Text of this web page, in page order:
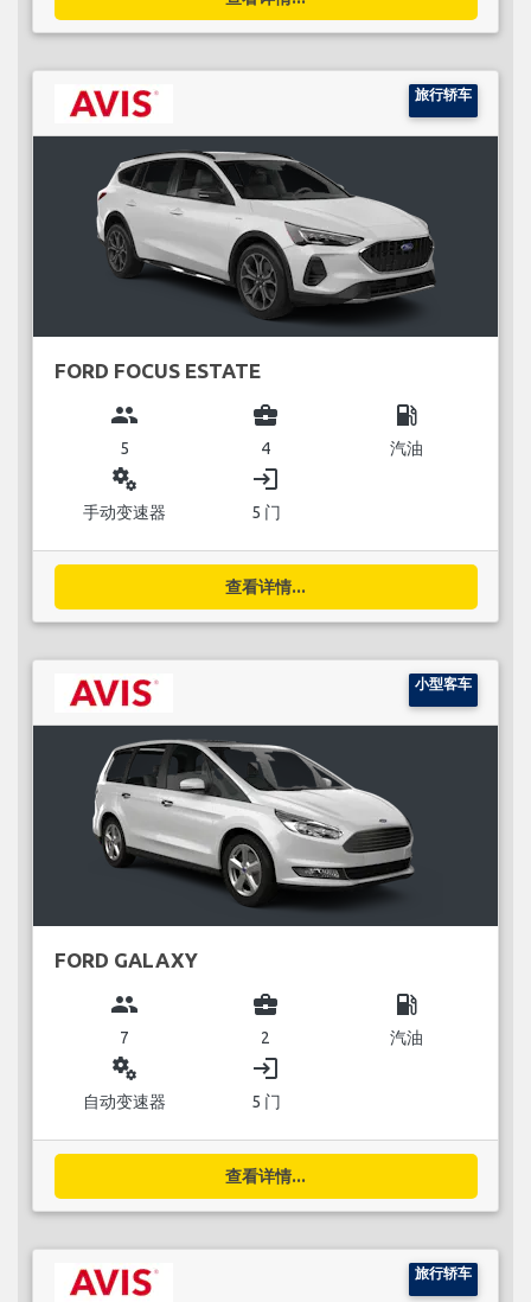
旅行轿车
FORD FOCUS ESTATE
group
5
business_center
4
local_gas_station
汽油
miscellaneous_services
手动变速器
login
5 门
查看详情...
小型客车
FORD GALAXY
group
7
business_center
2
local_gas_station
汽油
miscellaneous_services
自动变速器
login
5 门
查看详情...
旅行轿车